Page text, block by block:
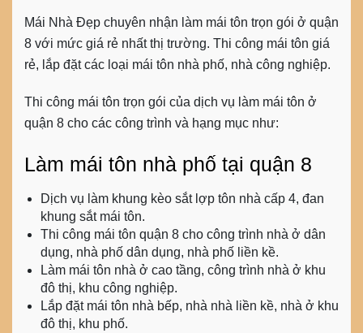
Mái Nhà Đẹp chuyên nhận làm mái tôn trọn gói ở quận
8 với mức giá rẻ nhất thị trường. Thi công mái tôn giá
rẻ, lắp đặt các loại mái tôn nhà phố, nhà công nghiệp.
Thi công mái tôn trọn gói của dịch vụ làm mái tôn ở
quận 8 cho các công trình và hạng mục như:
Làm mái tôn nhà phố tại quận 8
Dịch vụ làm khung kèo sắt lợp tôn nhà cấp 4, đan
khung sắt mái tôn.
Thi công mái tôn quận 8 cho công trình nhà ở dân
dụng, nhà phố dân dụng, nhà phố liền kề.
Làm mái tôn nhà ở cao tầng, công trình nhà ở khu
đô thị, khu công nghiệp.
Lắp đặt mái tôn nhà bếp, nhà nhà liền kề, nhà ở khu
đô thị, khu phố.